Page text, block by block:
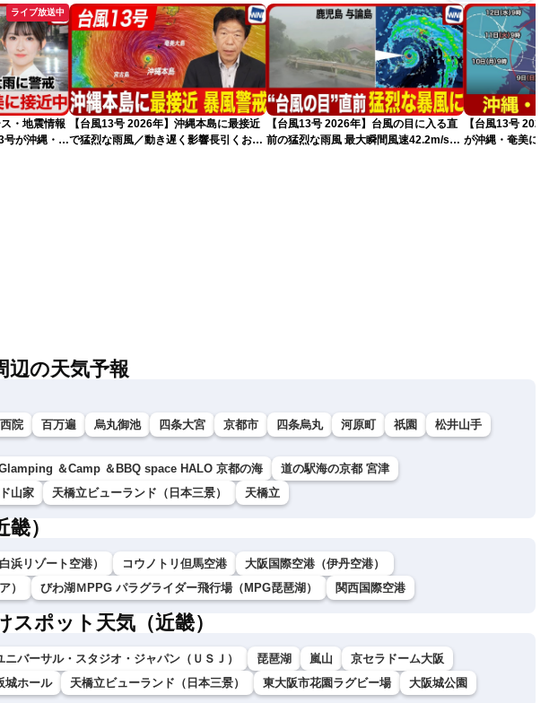
ライブ放送中
・地震情報
が沖縄・奄
【台風13号 2026年】沖縄本島に最接近
で猛烈な雨風／動き遅く影響長引くおそ
【台風13号 2026年】台風の目に入る直
前の猛烈な雨風 最大瞬間風速42.2m/s観
【台風13号 2026
が沖縄・奄美に最
辺の天気予報
西院 百万遍 烏丸御池 四条大宮 京都市 四条烏丸 河原町 祇園 松井山手
＆Camp ＆BBQ space HALO 京都の海
道の駅海の京都 宮津
山家
天橋立ビューランド（日本三景） 天橋立
）
浜リゾート空港） コウノトリ但馬空港
大阪国際空港（伊丹空港）
）
びわ湖ＭPPG パラグライダー飛行場（MPG琵琶湖） 関西国際空港
スポット天気（近畿）
ニバーサル・スタジオ・ジャパン（ＵＳＪ） 琵琶湖 嵐山
京セラドーム大阪
城ホール 天橋立ビューランド（日本三景） 東大阪市花園ラグビー場 大阪城公園